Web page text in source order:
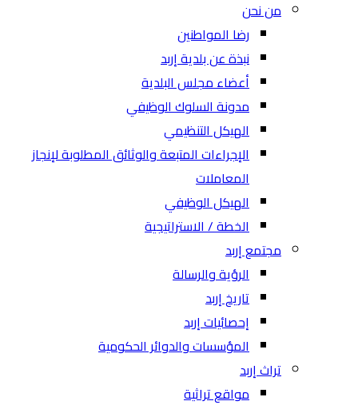
من نحن
رضا المواطنين
نبذة عن بلدية إربد
أعضاء مجلس البلدية
مدونة السلوك الوظيفي
الهيكل التنظيمي
الإجراءات المتبعة والوثائق المطلوبة لإنجاز
المعاملات
الهيكل الوظيفي
الخطة / الاستراتيجية
مجتمع إربد
الرؤية والرسالة
تاريخ إربد
إحصائيات إربد
المؤسسات والدوائر الحكومية
تراث إربد
مواقع تراثية